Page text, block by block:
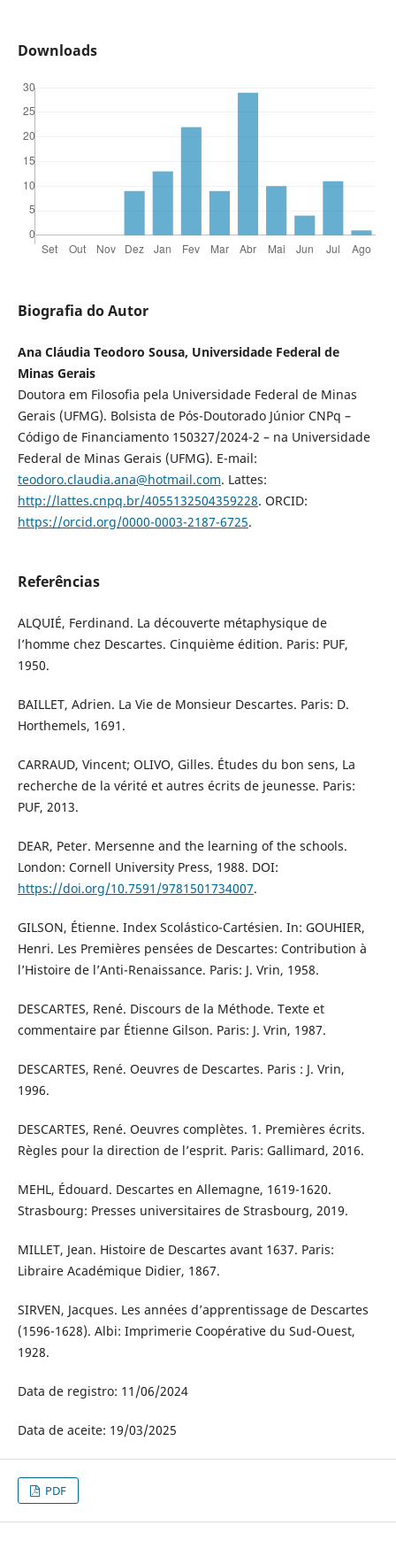
Downloads
Biografia do Autor
Ana Cláudia Teodoro Sousa, Universidade Federal de
Minas Gerais
Doutora em Filosofia pela Universidade Federal de Minas
Gerais (UFMG). Bolsista de Pós-Doutorado Júnior CNPq –
Código de Financiamento 150327/2024-2 – na Universidade
Federal de Minas Gerais (UFMG). E-mail:
teodoro.claudia.ana@hotmail.com. Lattes:
http://lattes.cnpq.br/4055132504359228. ORCID:
https://orcid.org/0000-0003-2187-6725.
Referências
ALQUIÉ, Ferdinand. La découverte métaphysique de
l’homme chez Descartes. Cinquième édition. Paris: PUF,
1950.
BAILLET, Adrien. La Vie de Monsieur Descartes. Paris: D.
Horthemels, 1691.
CARRAUD, Vincent; OLIVO, Gilles. Études du bon sens, La
recherche de la vérité et autres écrits de jeunesse. Paris:
PUF, 2013.
DEAR, Peter. Mersenne and the learning of the schools.
London: Cornell University Press, 1988. DOI:
https://doi.org/10.7591/9781501734007.
GILSON, Étienne. Index Scolástico-Cartésien. In: GOUHIER,
Henri. Les Premières pensées de Descartes: Contribution à
l’Histoire de l’Anti-Renaissance. Paris: J. Vrin, 1958.
DESCARTES, René. Discours de la Méthode. Texte et
commentaire par Étienne Gilson. Paris: J. Vrin, 1987.
DESCARTES, René. Oeuvres de Descartes. Paris : J. Vrin,
1996.
DESCARTES, René. Oeuvres complètes. 1. Premières écrits.
Règles pour la direction de l’esprit. Paris: Gallimard, 2016.
MEHL, Édouard. Descartes en Allemagne, 1619-1620.
Strasbourg: Presses universitaires de Strasbourg, 2019.
MILLET, Jean. Histoire de Descartes avant 1637. Paris:
Libraire Académique Didier, 1867.
SIRVEN, Jacques. Les années d’apprentissage de Descartes
(1596-1628). Albi: Imprimerie Coopérative du Sud-Ouest,
1928.
Data de registro: 11/06/2024
Data de aceite: 19/03/2025
PDF